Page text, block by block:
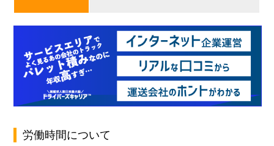
労働時間について